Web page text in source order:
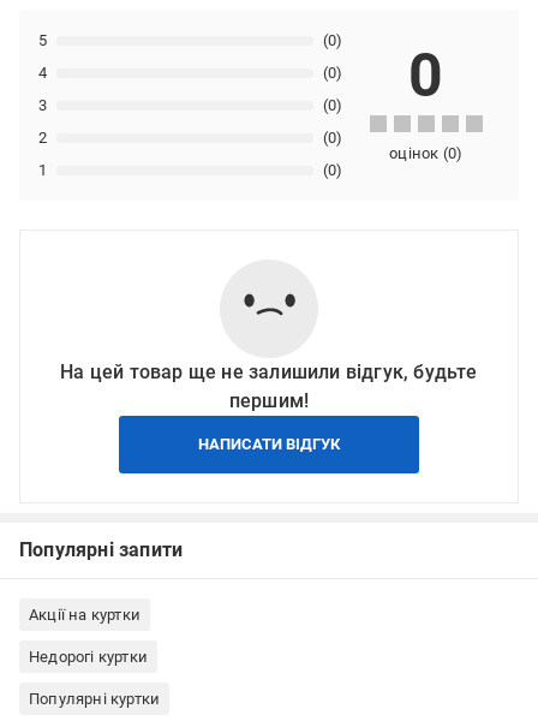
1 (0)
2 (0)
3 (0)
4 (0)
5 (0)
0
оцінок (0)
На цей товар ще не залишили відгук, будьте
першим!
НАПИСАТИ ВІДГУК
Популярні запити
Акції на куртки
Недорогі куртки
Популярні куртки